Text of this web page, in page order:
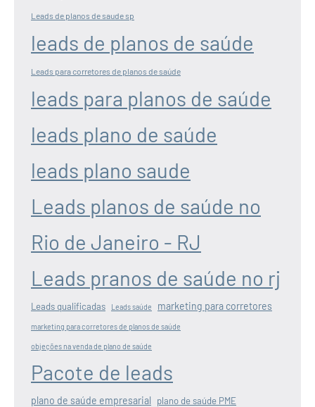
Leads de planos de saude sp
leads de planos de saúde
Leads para corretores de planos de saúde
leads para planos de saúde
leads plano de saúde
leads plano saude
Leads planos de saúde no
Rio de Janeiro - RJ
Leads pranos de saúde no rj
Leads qualificadas Leads saúde marketing para corretores
marketing para corretores de planos de saúde
objeções na venda de plano de saúde
Pacote de leads
plano de saúde empresarial plano de saúde PME